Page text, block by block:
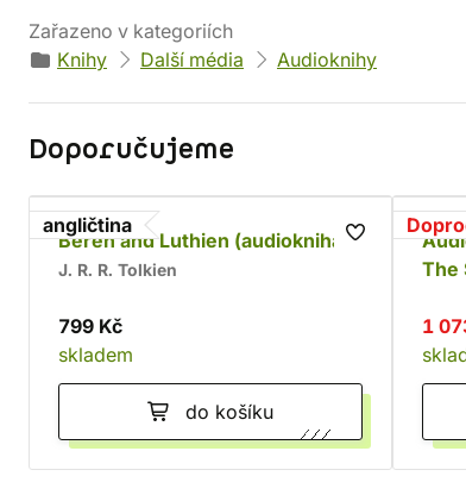
Zařazeno v kategoriích
Knihy
Další média Audioknihy
Doporučujeme
angličtina
Beren and Luthien (audiokniha)
J. R. R. Tolkien
799 Kč
skladem
do košíku
The
1